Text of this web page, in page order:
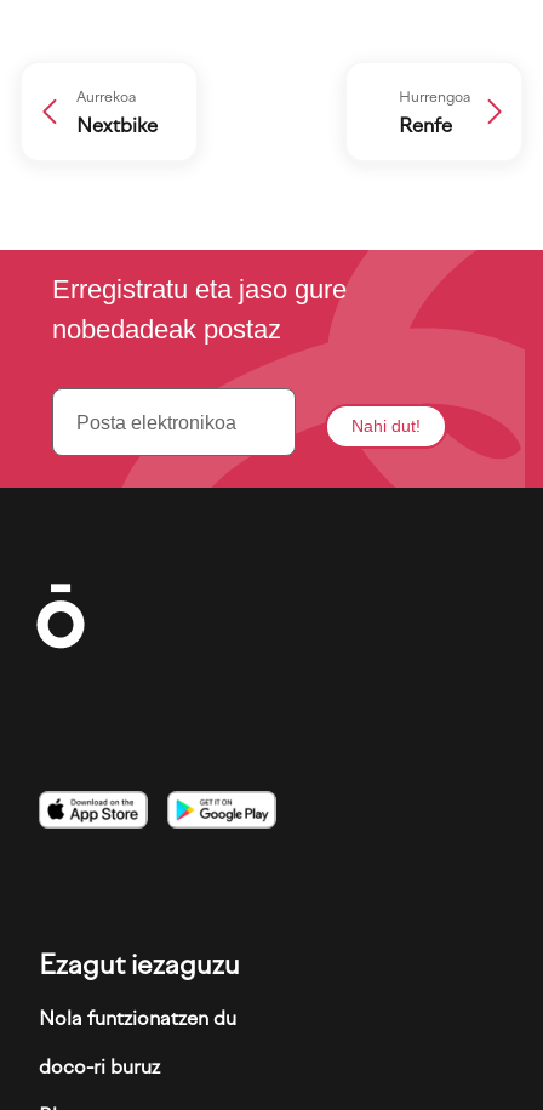
Hurrengoa
Renfe
Aurrekoa
Nextbike
Irudia
Irudia Irudia
Ezagut iezaguzu
Nola funtzionatzen du
doco-ri buruz